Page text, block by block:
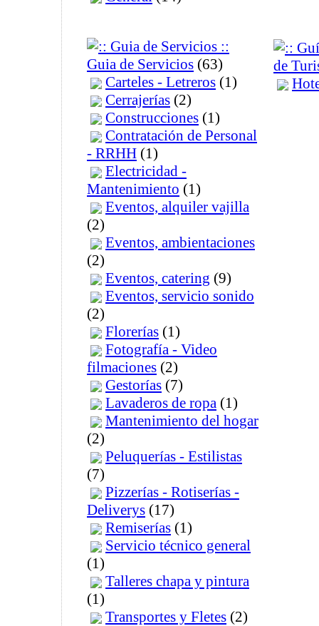
Guia de Servicios (63)
Carteles - Letreros (1)
Cerrajerías (2)
Construcciones (1)
Contratación de Personal
- RRHH (1)
Electricidad -
Mantenimiento (1)
Eventos, alquiler vajilla
(2)
Eventos, ambientaciones
(2)
Eventos, catering (9)
Eventos, servicio sonido
(2)
Florerías (1)
Fotografía - Video
filmaciones (2)
Gestorías (7)
Lavaderos de ropa (1)
Mantenimiento del hogar
(2)
Peluquerías - Estilistas
(7)
Pizzerías - Rotiserías -
Deliverys (17)
Remiserías (1)
Servicio técnico general
(1)
Talleres chapa y pintura
(1)
Transportes y Fletes (2)
de